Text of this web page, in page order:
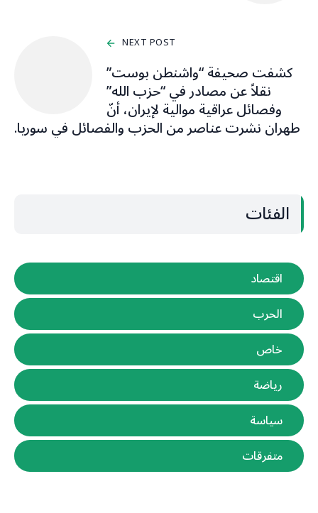
NEXT POST
كشفت صحيفة “واشنطن بوست”
نقلاً عن مصادر في “حزب الله”
وفصائل عراقية موالية لإيران، أنّ
طهران نشرت عناصر من الحزب والفصائل في سوريا.
الفئات
اقتصاد
الحرب
خاص
رياضة
سياسة
متفرقات